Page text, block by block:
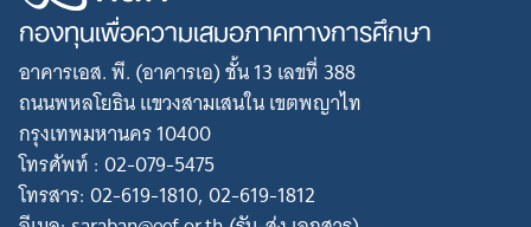
กองทุนเพื่อความเสมอภาคทางการศึกษา
อาคารเอส. พี. (อาคารเอ) ชั้น 13 เลขที่ 388
ถนนพหลโยธิน แขวงสามเสนใน เขตพญาไท
กรุงเทพมหานคร 10400
โทรศัพท์ : 02-079-5475
โทรสาร: 02-619-1810, 02-619-1812